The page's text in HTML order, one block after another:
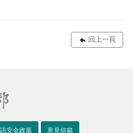
回上一頁
安全政策 意見信箱